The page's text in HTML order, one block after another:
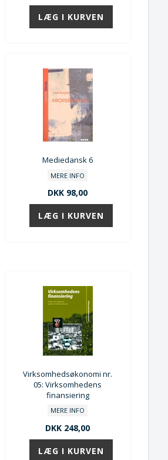
Mediedansk 6
MERE INFO
DKK 98,00
Virksomhedsøkonomi nr.
05: Virksomhedens
finansiering
MERE INFO
DKK 248,00